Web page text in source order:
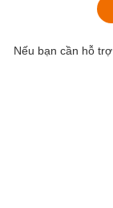
Nếu bạn cần hỗ